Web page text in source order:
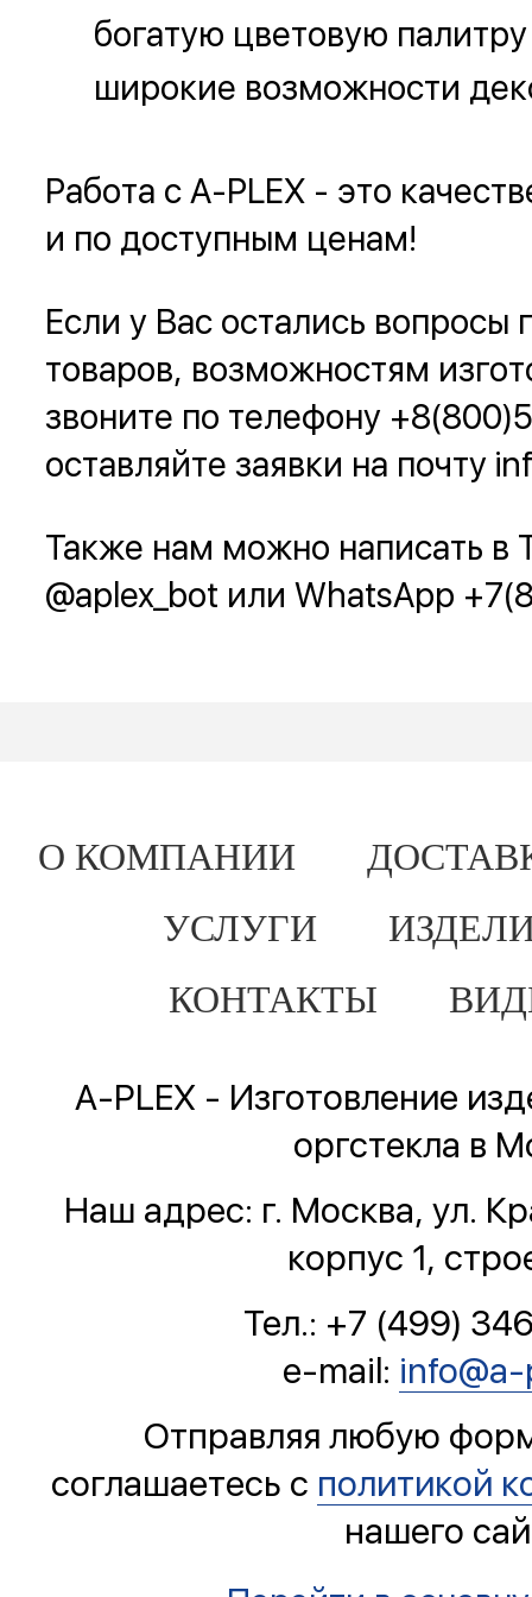
богатую цветовую
широкие возможности
Работа с A-PLEX - это
и по доступным ценам!
Если у Вас остались вопросы
товаров, возможностям
звоните по телефону
оставляйте заявки на почту
Также нам можно написать в
@aplex_bot или WhatsApp
О КОМПАНИИ
УСЛУГИ
КОНТАКТЫ
A-PLEX - Изготовление
оргстекла в
Наш адрес: г. Москва, ул.
корпус 1,
Тел.: +7 (499)
e-mail:
Отправляя любую
соглашаетесь с политикой
нашего